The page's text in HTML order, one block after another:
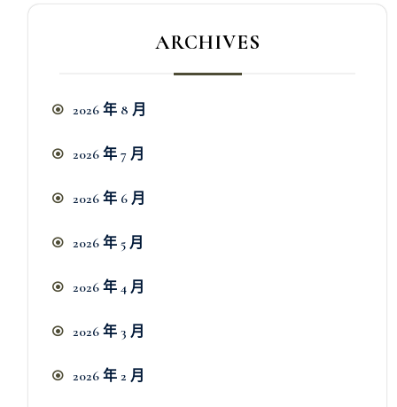
ARCHIVES
2026 年 8 月
2026 年 7 月
2026 年 6 月
2026 年 5 月
2026 年 4 月
2026 年 3 月
2026 年 2 月